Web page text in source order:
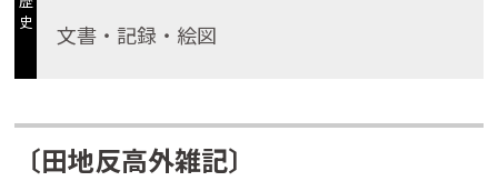
史
文書・記録・絵図
〔田地反高外雑記〕